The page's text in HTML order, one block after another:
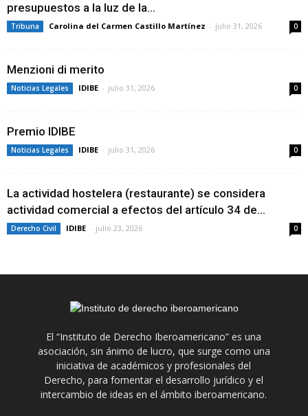
presupuestos a la luz de la...
Tribuna Carolina del Carmen Castillo Martínez - julio 31, 2026 0
Menzioni di merito
Noticias Legales IDIBE - julio 31, 2026 0
Premio IDIBE
Noticias Legales IDIBE - julio 31, 2026 0
La actividad hostelera (restaurante) se considera
actividad comercial a efectos del artículo 34 de...
Derecho Civil IDIBE - julio 23, 2026 0
El “Instituto de Derecho Iberoamericano” es una
asociación, sin ánimo de lucro, que surge como una
iniciativa de académicos y profesionales del
Derecho, para fomentar el desarrollo jurídico y el
intercambio de ideas en el ámbito iberoamericano.